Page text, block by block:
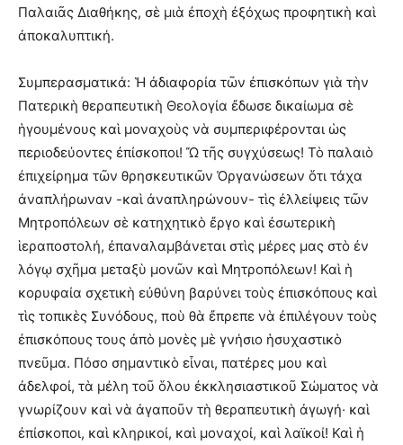
Παλαιᾶς Διαθήκης, σὲ μιὰ ἐποχὴ ἐξόχως προφητικὴ καὶ
ἀποκαλυπτική.
Συμπερασματικά: Ἡ ἀδιαφορία τῶν ἐπισκόπων γιὰ τὴν
Πατερικὴ θεραπευτικὴ Θεολογία ἔδωσε δικαίωμα σὲ
ἡγουμένους καὶ μοναχοὺς νὰ συμπεριφέρονται ὡς
περιοδεύοντες ἐπίσκοποι! Ὤ τῆς συγχύσεως! Τὸ παλαιὸ
ἐπιχείρημα τῶν θρησκευτικῶν Ὀργανώσεων ὅτι τάχα
ἀναπλήρωναν -καὶ ἀναπληρώνουν- τὶς ἐλλείψεις τῶν
Μητροπόλεων σὲ κατηχητικὸ ἔργο καὶ ἐσωτερικὴ
ἱεραποστολή, ἐπαναλαμβάνεται στὶς μέρες μας στὸ ἐν
λόγῳ σχῆμα μεταξὺ μονῶν καὶ Μητροπόλεων! Καὶ ἡ
κορυφαία σχετικὴ εὐθύνη βαρύνει τοὺς ἐπισκόπους καὶ
τὶς τοπικὲς Συνόδους, ποὺ θὰ ἔπρεπε νὰ ἐπιλέγουν τοὺς
ἐπισκόπους τους ἀπὸ μονὲς μὲ γνήσιο ἡσυχαστικὸ
πνεῦμα. Πόσο σημαντικὸ εἶναι, πατέρες μου καὶ
ἀδελφοί, τὰ μέλη τοῦ ὅλου ἐκκλησιαστικοῦ Σώματος νὰ
γνωρίζουν καὶ νὰ ἀγαποῦν τὴ θεραπευτικὴ ἀγωγή· καὶ
ἐπίσκοποι, καὶ κληρικοί, καὶ μοναχοί, καὶ λαϊκοί! Καὶ ἡ